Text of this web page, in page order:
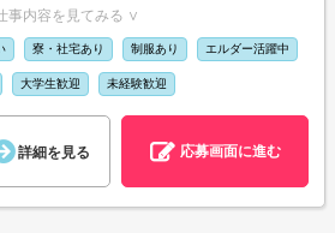
事内容を見てみる ∨
寮・社宅あり 制服あり エルダー活躍中
大学生歓迎 未経験歓迎
詳細を見る 応募画面に進む